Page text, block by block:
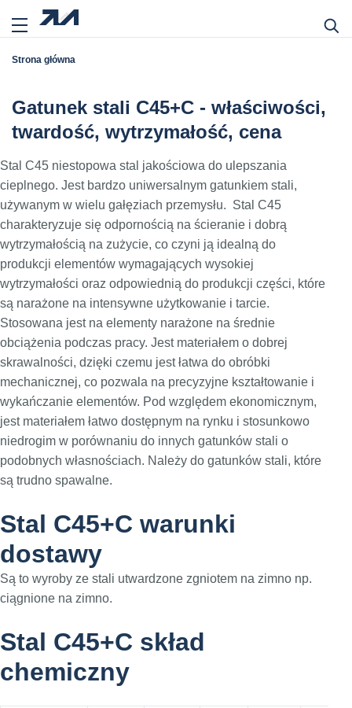
Strona główna
Gatunek stali C45+C - właściwości,
twardość, wytrzymałość, cena
Stal C45 niestopowa stal jakościowa do ulepszania
cieplnego. Jest bardzo uniwersalnym gatunkiem stali,
używanym w wielu gałęziach przemysłu. Stal C45
charakteryzuje się odpornością na ścieranie i dobrą
wytrzymałością na zużycie, co czyni ją idealną do
produkcji elementów wymagających wysokiej
wytrzymałości oraz odpowiednią do produkcji części, które
są narażone na intensywne użytkowanie i tarcie.
Stosowana jest na elementy narażone na średnie
obciążenia podczas pracy. Jest materiałem o dobrej
skrawalności, dzięki czemu jest łatwa do obróbki
mechanicznej, co pozwala na precyzyjne kształtowanie i
wykańczanie elementów. Pod względem ekonomicznym,
jest materiałem łatwo dostępnym na rynku i stosunkowo
niedrogim w porównaniu do innych gatunków stali o
podobnych własnościach. Należy do gatunków stali, które
są trudno spawalne.
Stal C45+C warunki
dostawy
Są to wyroby ze stali utwardzone zgniotem na zimno np.
ciągnione na zimno.
Stal C45+C skład
chemiczny